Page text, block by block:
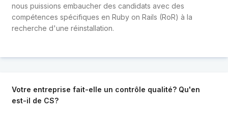
nous puissions embaucher des candidats avec des
compétences spécifiques en Ruby on Rails (RoR) à la
recherche d'une réinstallation.
Votre entreprise fait-elle un contrôle qualité? Qu'en
est-il de CS?